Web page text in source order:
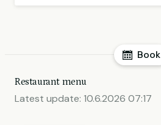
Book
Restaurant menu
Latest update: 10.6.2026 07:17